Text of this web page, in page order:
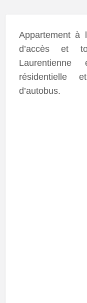
Appartement à
d’accès et
Laurentienne
résidentielle
d’autobus.